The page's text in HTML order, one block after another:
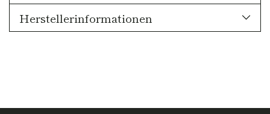
Herstellerinformationen